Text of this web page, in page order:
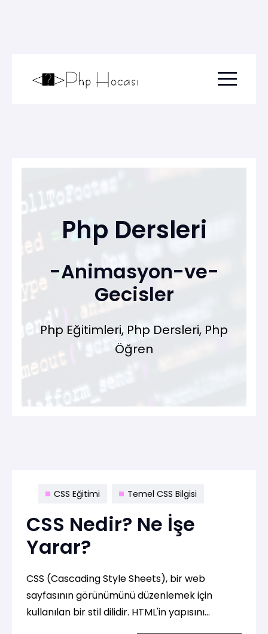
Menu
Php Dersleri
-Animasyon-ve-
Gecisler
Php Eğitimleri, Php Dersleri, Php
Öğren
CSS Eğitimi Temel CSS Bilgisi
CSS Nedir? Ne İşe
Yarar?
CSS (Cascading Style Sheets), bir web
sayfasının görünümünü düzenlemek için
kullanılan bir stil dilidir. HTML'in yapısını